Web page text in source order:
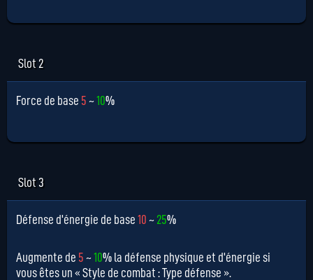
Slot 2
Force de base 5 ~10%
Slot 3
Défense d'énergie de base 10 ~ 25%
Augmente de 5 ~10% la défense physique et d'énergie si
vous êtes un « Style de combat : Type défense ».